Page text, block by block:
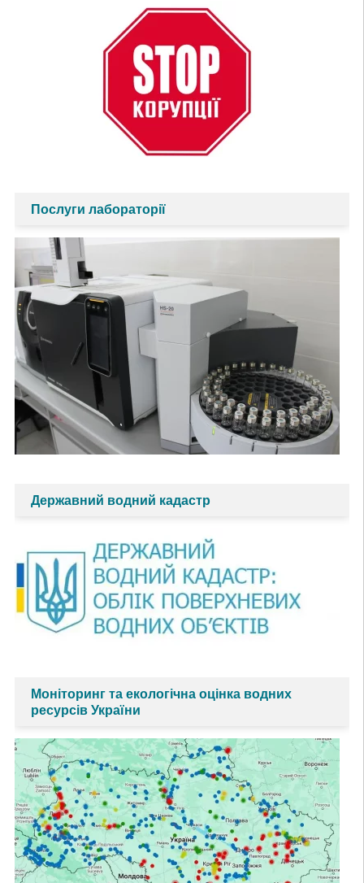
Послуги лабораторії
Державний водний кадастр
Моніторинг та екологічна оцінка водних
ресурсів України